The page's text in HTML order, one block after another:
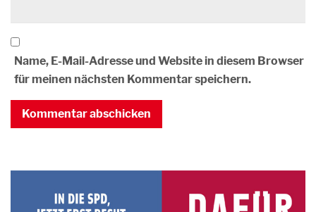
Name, E-Mail-Adresse und Website in diesem Browser
für meinen nächsten Kommentar speichern.